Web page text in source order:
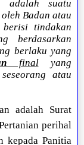
adalah suatu
Badan atau
berisi tindakan
berdasarkan
berlaku yang
finalyang
atau
adalah Surat
perihal
kepada Panitia